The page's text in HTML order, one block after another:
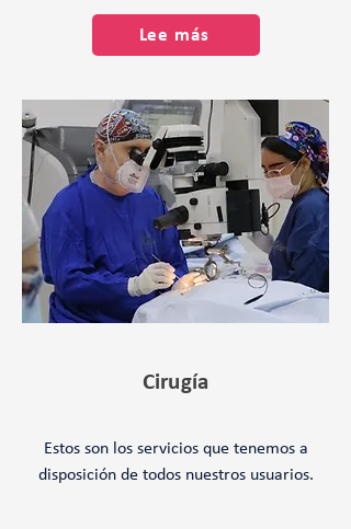
Lee más
Cirugía
Estos son los servicios que tenemos a
disposición de todos nuestros usuarios.